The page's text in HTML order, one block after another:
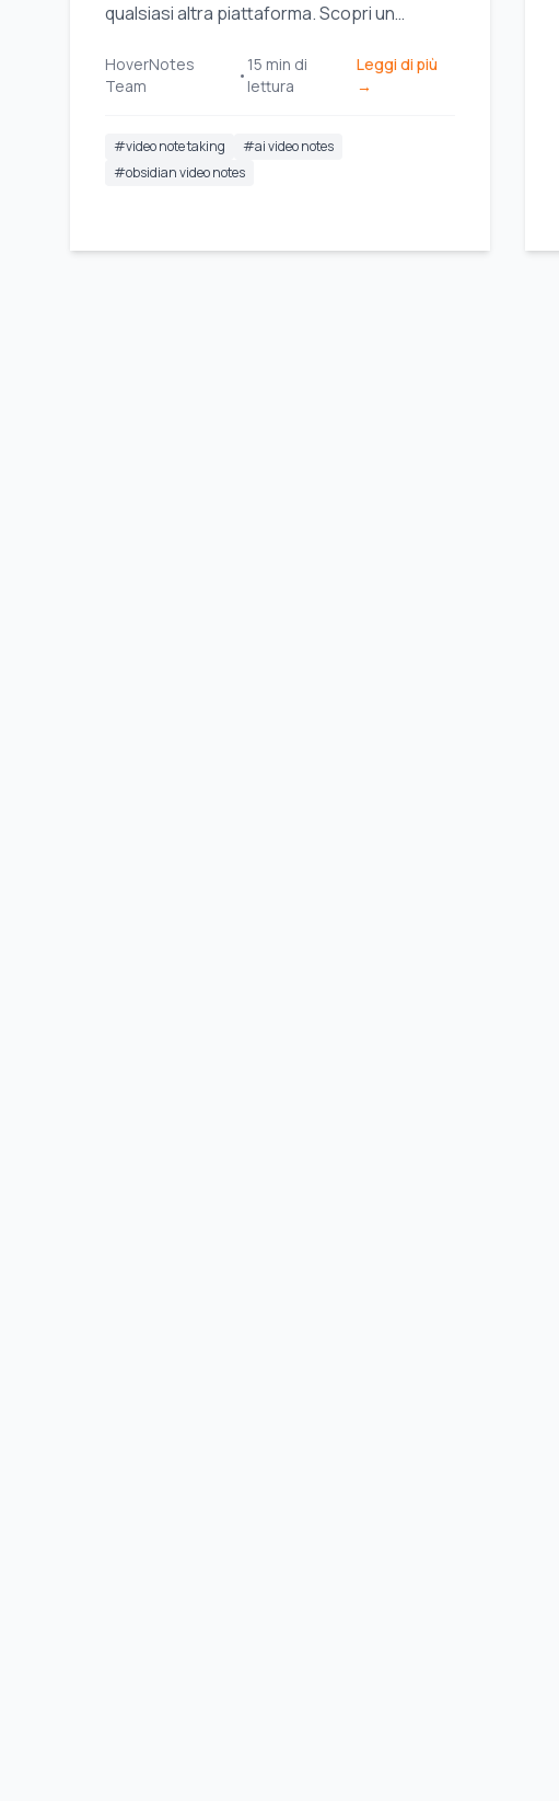
qualsiasi altra piattaforma. Scopri un
memorizzazione e smettere di dimenticare.
HoverNotes
Team
•
15 min di
lettura
Leggi di più
→
#video note taking #ai video notes
#obsidian video notes